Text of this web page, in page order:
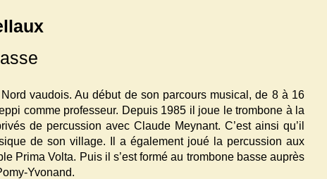
vaudois. Au début de son parcours musical, de 8 à 16
comme professeur. Depuis 1985 il joue le trombone à la
de percussion avec Claude Meynant. C’est ainsi qu’il
de son village. Il a également joué la percussion aux
Prima Volta. Puis il s’est formé au trombone basse auprès
Yvonand.